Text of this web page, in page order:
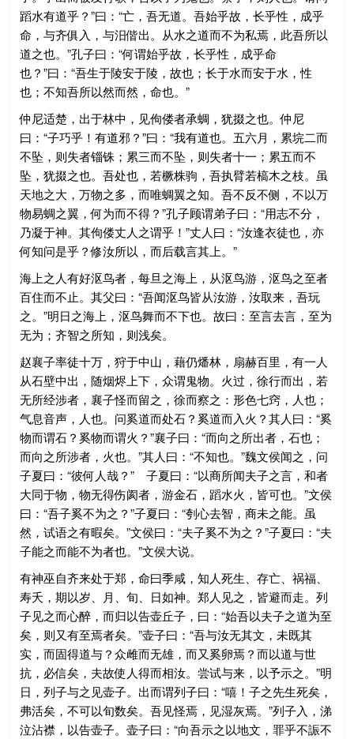
蹈水有道乎？”曰：“亡，吾无道。吾始乎故，长乎性，成乎
命，与齐俱入，与汨偕出。从水之道而不为私焉，此吾所以
道之也。”孔子曰：“何谓始乎故，长乎性，成乎命
也？”曰：“吾生于陵安于陵，故也；长于水而安于水，性
也；不知吾所以然而然，命也。”
仲尼适楚，出于林中，见佝偻者承蜩，犹掇之也。仲尼
曰：“子巧乎！有道邪？”曰：“我有道也。五六月，累垸二而
不坠，则失者锱铢；累三而不坠，则失者十一；累五而不
坠，犹掇之也。吾处也，若橛株驹，吾执臂若槁木之枝。虽
天地之大，万物之多，而唯蜩翼之知。吾不反不侧，不以万
物易蜩之翼，何为而不得？”孔子顾谓弟子曰：“用志不分，
乃凝于神。其佝偻丈人之谓乎！”丈人曰：“汝逢衣徒也，亦
何知问是乎？修汝所以，而后载言其上。”
海上之人有好沤鸟者，每旦之海上，从沤鸟游，沤鸟之至者
百住而不止。其父曰：“吾闻沤鸟皆从汝游，汝取来，吾玩
之。”明日之海上，沤鸟舞而不下也。故曰：至言去言，至为
无为；齐智之所知，则浅矣。
赵襄子率徒十万，狩于中山，藉仍燔林，扇赫百里，有一人
从石壁中出，随烟烬上下，众谓鬼物。火过，徐行而出，若
无所经涉者，襄子怪而留之，徐而察之：形色七窍，人也；
气息音声，人也。问奚道而处石？奚道而入火？其人曰：“奚
物而谓石？奚物而谓火？”襄子曰：“而向之所出者，石也；
而向之所涉者，火也。”其人曰：“不知也。”魏文侯闻之，问
子夏曰：“彼何人哉？” 子夏曰：“以商所闻夫子之言，和者
大同于物，物无得伤阂者，游金石，蹈水火，皆可也。”文侯
曰：“吾子奚不为之？”子夏曰：“刳心去智，商未之能。虽
然，试语之有暇矣。”文侯曰：“夫子奚不为之？”子夏曰：“夫
子能之而能不为者也。”文侯大说。
有神巫自齐来处于郑，命曰季咸，知人死生、存亡、祸福、
寿夭，期以岁、月、旬、日如神。郑人见之，皆避而走。列
子见之而心醉，而归以告壶丘子，曰：“始吾以夫子之道为至
矣，则又有至焉者矣。”壶子曰：“吾与汝无其文，未既其
实，而固得道与？众雌而无雄，而又奚卵焉？而以道与世
抗，必信矣，夫故使人得而相汝。尝试与来，以予示之。”明
日，列子与之见壶子。出而谓列子曰：“嘻！子之先生死矣，
弗活矣，不可以旬数矣。吾见怪焉，见湿灰焉。”列子入，涕
泣沾襟，以告壶子。壶子曰：“向吾示之以地文，罪乎不誫不